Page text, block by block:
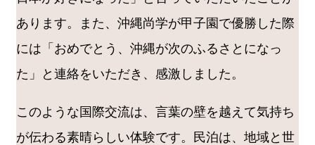
あります。また、沖縄尚学が甲子園で優勝した際
には「おめでとう、沖縄が次のふるさとになっ
た」と連絡をいただき、感激しました。
このような国際交流は、言葉の壁を越えて気持ち
が伝わる素晴らしい体験です。民泊は、地域と世